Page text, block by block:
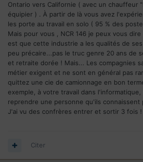
Ontario vers Californie ( avec un chauffeur
équipier ) . À partir de là vous avez
les porte au travail en solo ( 95 % des
Mais pour vous , NCR 146 je peux vous
est que cette industrie a les qualités de
peu précaire...pas le truc genre 20 ans de
et retraite dorée ! Mais... Les compagnies
métier exigent et ne sont en général pas
quittez une cie de camionnage en bon
exemple, à votre travail dans
reprendre une personne qu'ils connaissent
J'ai vu des confrères entrer et sortir 3 fois !
Citer